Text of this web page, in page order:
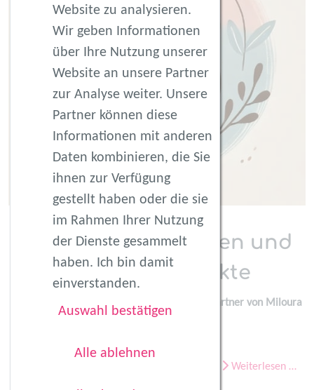
Website zu analysieren.
Wir geben Informationen
über Ihre Nutzung unserer
Website an unsere Partner
zur Analyse weiter. Unsere
Partner können diese
Informationen mit anderen
Daten kombinieren, die Sie
ihnen zur Verfügung
gestellt haben oder die sie
im Rahmen Ihrer Nutzung
der Dienste gesammelt
haben. Ich bin damit
einverstanden.
Auswahl bestätigen
Alle ablehnen
Miloura – Babytragen und
Familienprodukte
fitmom austria – ist offizieller Kooperationspartner von Miloura
Weiterlesen …